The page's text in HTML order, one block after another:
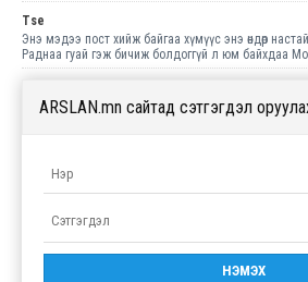
Tse
Энэ мэдээ пост хийж байгаа хүмүүс энэ өндөр
Раднаа гуай гэж бичиж болдоггүй л юм байхдаа
ARSLAN.mn сайтад сэтгэгдэл